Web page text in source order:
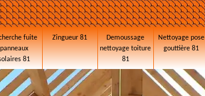
fuite
panneaux
81
Zingueur 81
Demoussage
nettoyage toiture
81
Nettoyage pose
gouttière 81